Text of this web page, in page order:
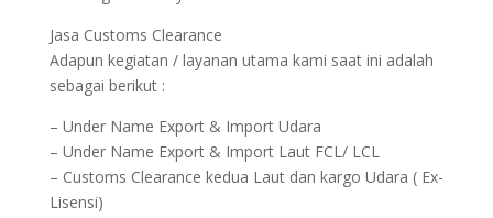
Jasa Customs Clearance
Adapun kegiatan / layanan utama kami saat ini adalah
sebagai berikut :
– Under Name Export & Import Udara
– Under Name Export & Import Laut FCL/ LCL
– Customs Clearance kedua Laut dan kargo Udara ( Ex-
Lisensi)